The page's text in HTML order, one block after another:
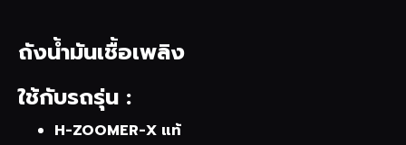
ถังน้ำมันเชื้อเพลิง
ใช้กับรถรุ่น :
H-ZOOMER-X แท้